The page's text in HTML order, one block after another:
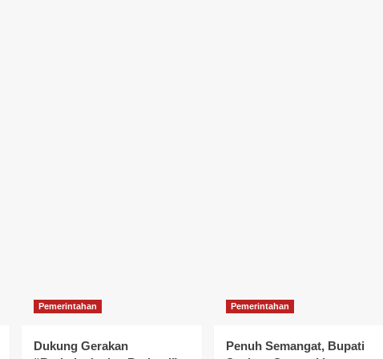
Pemerintahan
Dukung Gerakan
Pemerintahan
Penuh Semangat, Bupati